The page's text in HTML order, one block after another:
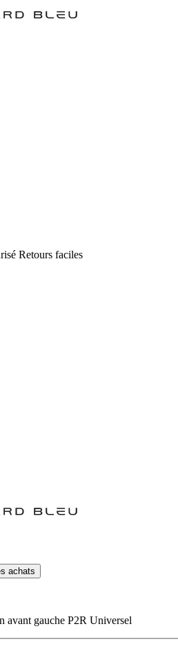
Retours faciles
achats
avant gauche P2R Universel